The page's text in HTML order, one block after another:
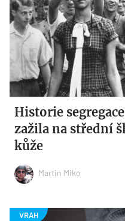
Historie
zažila na střední
kůže
Martin Miko